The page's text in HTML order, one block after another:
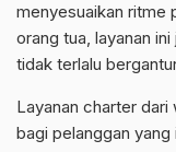
menyesuaikan ritme
orang tua, layanan
tidak terlalu
Layanan charter
bagi pelanggan